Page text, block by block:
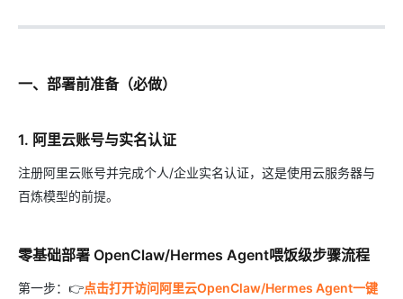
一、部署前准备（必做）
1. 阿里云账号与实名认证
注册阿里云账号并完成个人/企业实名认证，这是使用云服务器与
百炼模型的前提。
零基础部署 OpenClaw/Hermes Agent喂饭级步骤流程
第一步：👉点击打开访问阿里云OpenClaw/Hermes Agent一键